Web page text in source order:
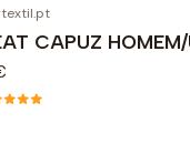
CAPUZ HOMEM/